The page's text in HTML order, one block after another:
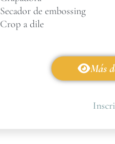
Secador de embossing
Crop a dile
Más